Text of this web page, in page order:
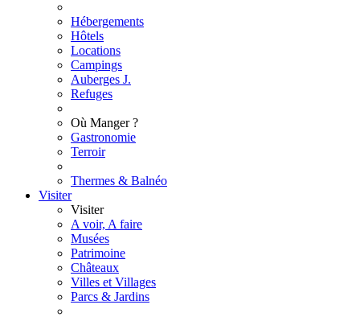
Hébergements
Hôtels
Locations
Campings
Auberges J.
Refuges
Où Manger ?
Gastronomie
Terroir
Thermes & Balnéo
Visiter
Visiter
A voir, A faire
Musées
Patrimoine
Châteaux
Villes et Villages
Parcs & Jardins